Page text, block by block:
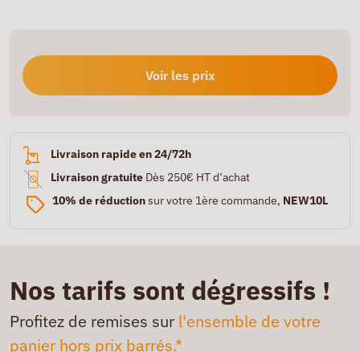
Voir les prix
Livraison rapide en 24/72h
Livraison gratuite Dès 250€ HT d’achat
10% de réductionsur votre 1ère commande, NEW10L
Nos tarifs sont dégressifs !
Profitez de remises sur l'ensemble de votre
panier hors prix barrés.*